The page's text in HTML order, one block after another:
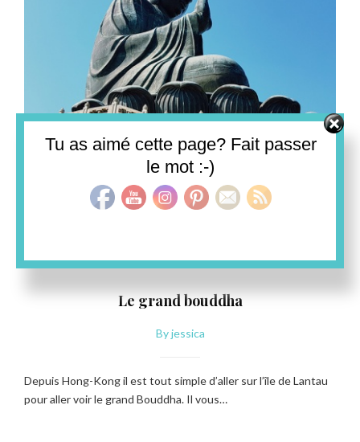
HONG-KONG
Le grand bouddha
Byjessica
Depuis Hong-Kong il est tout simple d’aller sur l’île de Lantau
pour aller voir le grand Bouddha. Il vous…
Tu as aimé cette page? Fait passer
le mot :-)
Set Youtube Channel ID